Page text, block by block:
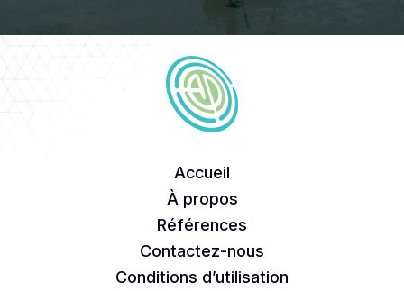
Accueil
À propos
Références
Contactez-nous
Conditions d’utilisation